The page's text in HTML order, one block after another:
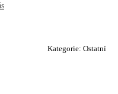
Kategorie: Ostatní